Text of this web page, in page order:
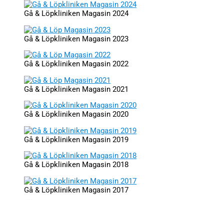
Gå & Löpkliniken Magasin 2024
Gå & Löpkliniken Magasin 2023
Gå & Löpkliniken Magasin 2022
Gå & Löpkliniken Magasin 2021
Gå & Löpkliniken Magasin 2020
Gå & Löpkliniken Magasin 2019
Gå & Löpkliniken Magasin 2018
Gå & Löpkliniken Magasin 2017